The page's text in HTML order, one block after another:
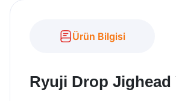
Ürün Bilgisi
Ryuji Drop Jighead